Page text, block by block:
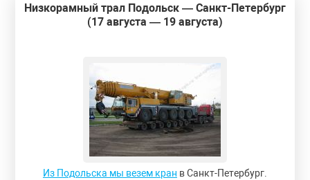
Низкорамный трал Подольск — Санкт-Петербург
(17 августа — 19 августа)
Из Подольска мы везем кран в Санкт-Петербург.